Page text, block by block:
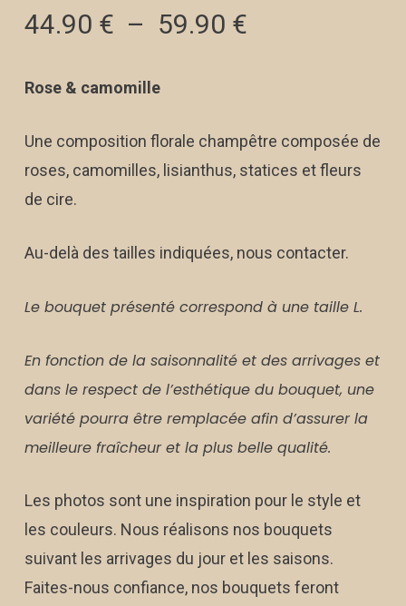
44.90 € – 59.90 €Plage
à
59.90 €
Rose & camomille
Une composition florale champêtre composée de
roses, camomilles, lisianthus, statices et fleurs
de cire.
Au-delà des tailles indiquées, nous contacter.
Le bouquet présenté correspond à une taille L.
En fonction de la saisonnalité et des arrivages et
dans le respect de l’esthétique du bouquet, une
variété pourra être remplacée afin d’assurer la
meilleure fraîcheur et la plus belle qualité.
Les photos sont une inspiration pour le style et
les couleurs. Nous réalisons nos bouquets
suivant les arrivages du jour et les saisons.
Faites-nous confiance, nos bouquets feront